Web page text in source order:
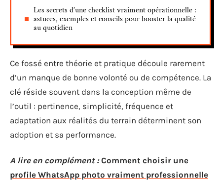
Les secrets d’une checklist vraiment opérationnelle :
astuces, exemples et conseils pour booster la qualité
au quotidien
Ce fossé entre théorie et pratique découle rarement
d’un manque de bonne volonté ou de compétence. La
clé réside souvent dans la conception même de
l’outil : pertinence, simplicité, fréquence et
adaptation aux réalités du terrain déterminent son
adoption et sa performance.
A lire en complément : Comment choisir une
profile WhatsApp photo vraiment professionnelle